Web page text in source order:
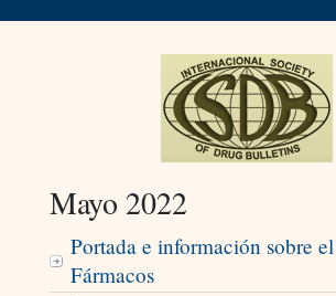
Mayo 2022
Portada e información sobre
Fármacos